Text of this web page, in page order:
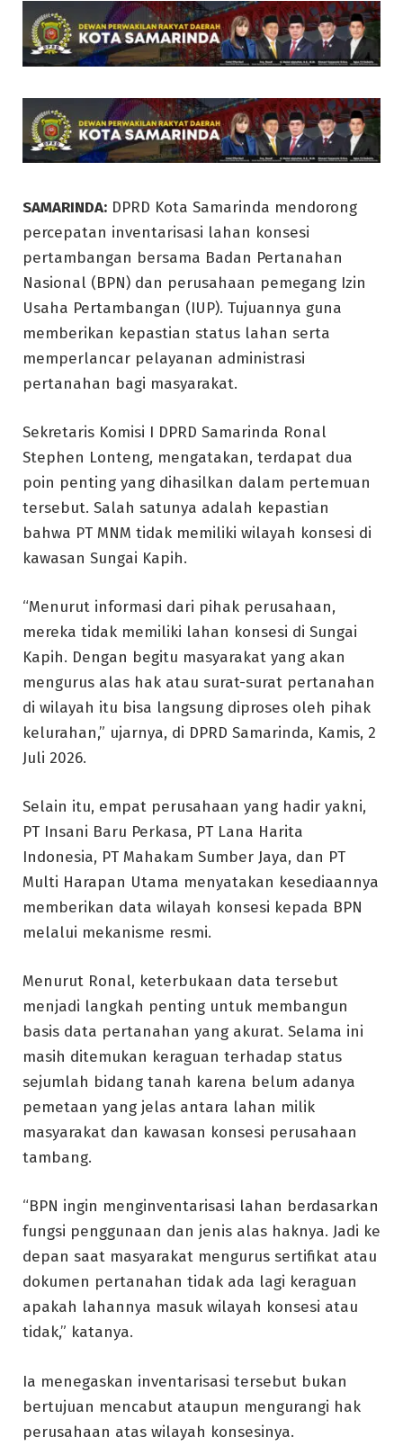
SAMARINDA: DPRD Kota Samarinda mendorong
percepatan inventarisasi lahan konsesi
pertambangan bersama Badan Pertanahan
Nasional (BPN) dan perusahaan pemegang Izin
Usaha Pertambangan (IUP). Tujuannya guna
memberikan kepastian status lahan serta
memperlancar pelayanan administrasi
pertanahan bagi masyarakat.
Sekretaris Komisi I DPRD Samarinda Ronal
Stephen Lonteng, mengatakan, terdapat dua
poin penting yang dihasilkan dalam pertemuan
tersebut. Salah satunya adalah kepastian
bahwa PT MNM tidak memiliki wilayah konsesi di
kawasan Sungai Kapih.
“Menurut informasi dari pihak perusahaan,
mereka tidak memiliki lahan konsesi di Sungai
Kapih. Dengan begitu masyarakat yang akan
mengurus alas hak atau surat-surat pertanahan
di wilayah itu bisa langsung diproses oleh pihak
kelurahan,” ujarnya, di DPRD Samarinda, Kamis, 2
Juli 2026.
Selain itu, empat perusahaan yang hadir yakni,
PT Insani Baru Perkasa, PT Lana Harita
Indonesia, PT Mahakam Sumber Jaya, dan PT
Multi Harapan Utama menyatakan kesediaannya
memberikan data wilayah konsesi kepada BPN
melalui mekanisme resmi.
Menurut Ronal, keterbukaan data tersebut
menjadi langkah penting untuk membangun
basis data pertanahan yang akurat. Selama ini
masih ditemukan keraguan terhadap status
sejumlah bidang tanah karena belum adanya
pemetaan yang jelas antara lahan milik
masyarakat dan kawasan konsesi perusahaan
tambang.
“BPN ingin menginventarisasi lahan berdasarkan
fungsi penggunaan dan jenis alas haknya. Jadi ke
depan saat masyarakat mengurus sertifikat atau
dokumen pertanahan tidak ada lagi keraguan
apakah lahannya masuk wilayah konsesi atau
tidak,” katanya.
Ia menegaskan inventarisasi tersebut bukan
bertujuan mencabut ataupun mengurangi hak
perusahaan atas wilayah konsesinya.